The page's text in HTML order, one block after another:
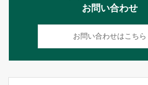
お問い合わせ
お問い合わせはこちら